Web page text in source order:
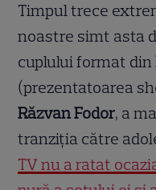
Timpul trece
noastre simt asta
cuplului format din
(prezentatoarea
Răzvan Fodor, a
tranziția către
TV nu a ratat